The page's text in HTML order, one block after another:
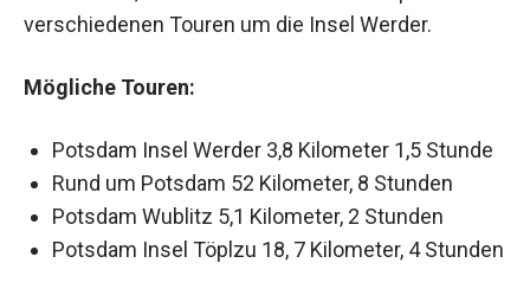
verschiedenen Touren um die Insel Werder.
Mögliche Touren:
Potsdam Insel Werder 3,8 Kilometer 1,5 Stunde
Rund um Potsdam 52 Kilometer, 8 Stunden
Potsdam Wublitz 5,1 Kilometer, 2 Stunden
Potsdam Insel Töplzu 18, 7 Kilometer, 4 Stunden